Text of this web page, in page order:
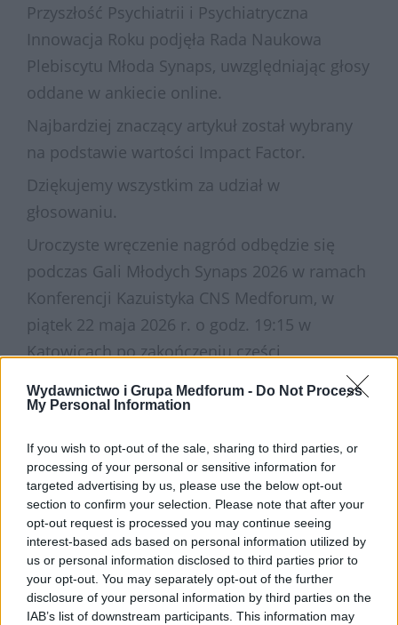
Wydawnictwo i Grupa Medforum - Do Not Process
My Personal Information
If you wish to opt-out of the sale, sharing to third parties, or
processing of your personal or sensitive information for
targeted advertising by us, please use the below opt-out
section to confirm your selection. Please note that after your
opt-out request is processed you may continue seeing
interest-based ads based on personal information utilized by
us or personal information disclosed to third parties prior to
your opt-out. You may separately opt-out of the further
disclosure of your personal information by third parties on the
IAB’s list of downstream participants. This information may
Przyszłość Psychiatrii i Psychiatryczna
Innowacja Roku podjęła Rada Naukowa
Plebiscytu Młoda Synaps, uwzględniając głosy
oddane w ankiecie online.
Najbardziej znaczący artykuł został wybrany
na podstawie wartości Impact Factor.
Dziękujemy wszystkim za udział w
głosowaniu.
Uroczyste wręczenie nagród odbędzie się
podczas Gali Młodych Synaps 2026 w ramach
Konferencji Kazuistyka CNS Medforum, w
piątek 22 maja 2026 r. o godz. 19:15 w
Katowicach po zakończeniu części